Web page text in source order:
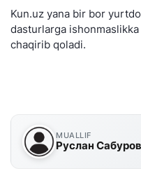
Kun.uz yana bir bor
dasturlarga
chaqirib qoladi.
MUALLIF
Руслан Сабуров